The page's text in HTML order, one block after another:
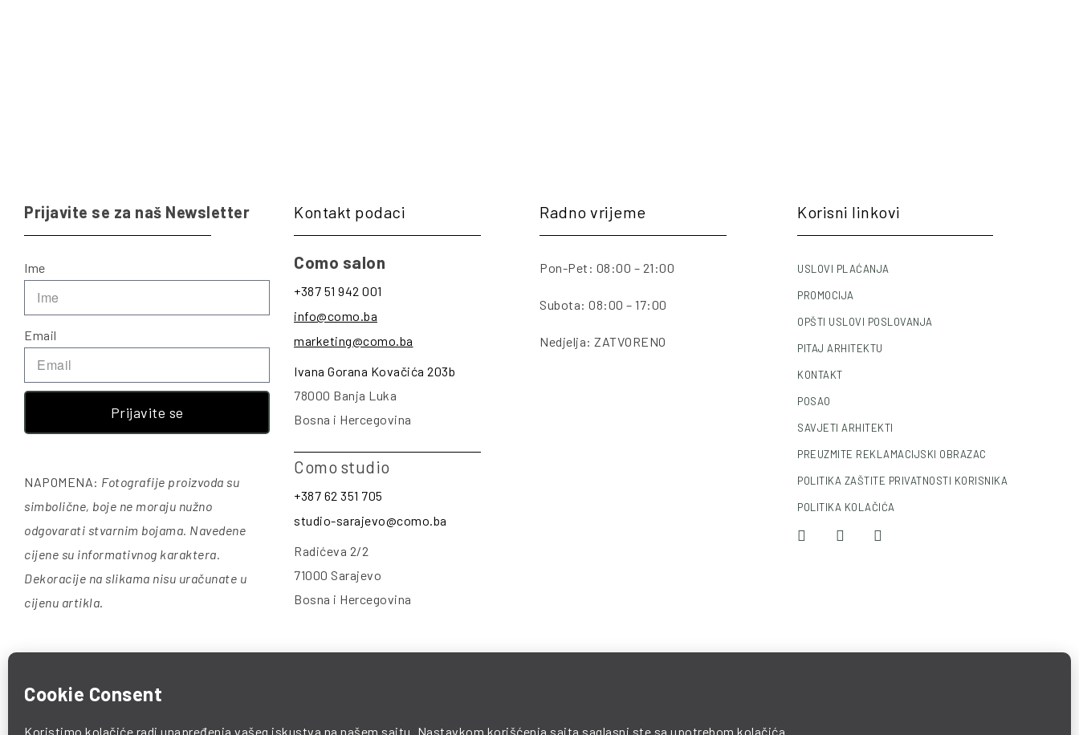
Prijavite se za naš Newsletter
Ime
Email
Prijavite se
NAPOMENA: Fotografije proizvoda su
simbolične, boje ne moraju nužno
odgovarati stvarnim bojama. Navedene
cijene su informativnog karaktera.
Dekoracije na slikama nisu uračunate u
cijenu artikla.
Kontakt podaci
Como salon
+387 51 942 001
info@como.ba
marketing@como.ba
Ivana Gorana Kovačića 203b
78000 Banja Luka
Bosna i Hercegovina
Como studio
+387 62 351 705
studio-sarajevo@como.ba
Radićeva 2/2
71000 Sarajevo
Bosna i Hercegovina
Radno vrijeme
Pon-Pet: 08:00 – 21:00
Subota: 08:00 – 17:00
Nedjelja: ZATVORENO
Korisni linkovi
USLOVI PLAĆANJA
PROMOCIJA
OPŠTI USLOVI POSLOVANJA
PITAJ ARHITEKTU
KONTAKT
POSAO
SAVJETI ARHITEKTI
PREUZMITE REKLAMACIJSKI OBRAZAC
POLITIKA ZAŠTITE PRIVATNOSTI KORISNIKA
POLITIKA KOLAČIĆA